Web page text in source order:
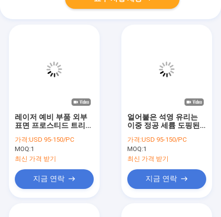
레이저 예비 부품 외부
표면 프로스티드 트리플
가격:USD 95-150/PC
MOQ:1
최신 가격 받기
지금 연락
얼어붙은 석영 유리는
이중 정공 세륨 도핑된
다
가격:USD 95-150/PC
MOQ:1
최신 가격 받기
지금 연락